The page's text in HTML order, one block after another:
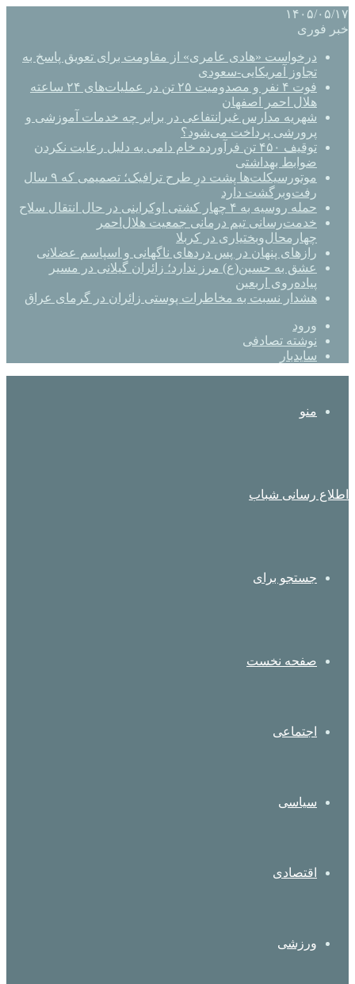
۱۴۰۵/۰۵/۱۷
خبر فوری
درخواست «هادی عامری» از مقاومت برای تعویق پاسخ به
تجاوز آمریکایی-سعودی
فوت ۴ نفر و مصدومیت ۲۵ تن در عملیات‌های ۲۴ ساعته
هلال احمر اصفهان
شهریه مدارس غیرانتفاعی در برابر چه خدمات آموزشی و
پرورشی پرداخت می‌شود؟
توقیف ۴۵۰ تن فرآورده خام دامی به دلیل رعایت نکردن
ضوابط بهداشتی
موتورسیکلت‌ها پشت درِ طرح ترافیک؛ تصمیمی که ۹ سال
رفت‌وبرگشت دارد
حمله روسیه به ۴ چهار کشتی اوکراینی در حال انتقال سلاح
خدمت‌رسانی تیم درمانی جمعیت هلال‌احمر
چهارمحال‌وبختیاری در کربلا
رازهای پنهان در پس دردهای ناگهانی و اسپاسم عضلانی
عشق به حسین(ع) مرز ندارد؛ زائران گیلانی در مسیر
پیاده‌روی اربعین
هشدار نسبت به مخاطرات پوستی زائران در گرمای عراق
ورود
نوشته تصادفی
سایدبار
منو
اطلاع رسانی شباب
جستجو برای
صفحه نخست
اجتماعی
سیاسی
اقتصادی
ورزشی